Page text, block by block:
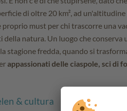
di oltre 20 km², ad
proprio must per chi trascorre una
della natura. Un luogo che conserva
stagione fredda, quando si
appassionati delle ciaspole, sci di
& cultura